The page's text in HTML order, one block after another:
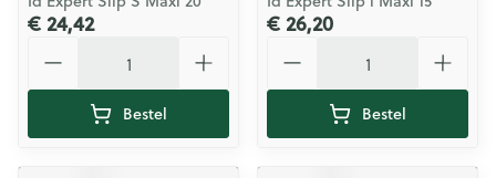
€ 24,42
Bestel
€ 26,20
Bestel